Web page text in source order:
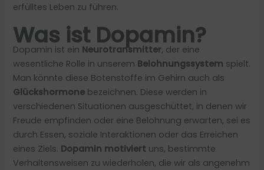
erfülltes Leben zu führen.
Was ist Dopamin?
Dopamin ist ein Neurotransmitter, der eine
wesentliche Rolle in unserem Belohnungssystem spielt.
Man könnte diese Botenstoffe im Gehirn auch als
Glückshormone bezeichnen. Diese werden in
verschiedenen Situationen ausgeschüttet, in denen wir
Freude empfinden oder eine Belohnung erwarten, sei es
durch Essen, soziale Interaktionen oder das Erreichen
eines Ziels. Dopamin motiviert uns, bestimmte
Verhaltensweisen zu wiederholen, die wir als angenehm